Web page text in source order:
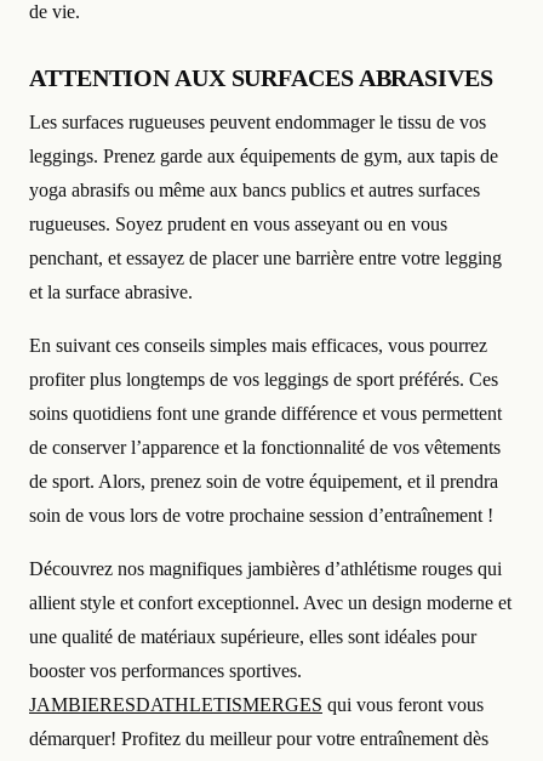
de vie.
ATTENTION AUX SURFACES ABRASIVES
Les surfaces rugueuses peuvent endommager le tissu de vos
leggings. Prenez garde aux équipements de gym, aux tapis de
yoga abrasifs ou même aux bancs publics et autres surfaces
rugueuses. Soyez prudent en vous asseyant ou en vous
penchant, et essayez de placer une barrière entre votre legging
et la surface abrasive.
En suivant ces conseils simples mais efficaces, vous pourrez
profiter plus longtemps de vos leggings de sport préférés. Ces
soins quotidiens font une grande différence et vous permettent
de conserver l’apparence et la fonctionnalité de vos vêtements
de sport. Alors, prenez soin de votre équipement, et il prendra
soin de vous lors de votre prochaine session d’entraînement !
Découvrez nos magnifiques jambières d’athlétisme rouges qui
allient style et confort exceptionnel. Avec un design moderne et
une qualité de matériaux supérieure, elles sont idéales pour
booster vos performances sportives.
JAMBIERESDATHLETISMERGES qui vous feront vous
démarquer! Profitez du meilleur pour votre entraînement dès